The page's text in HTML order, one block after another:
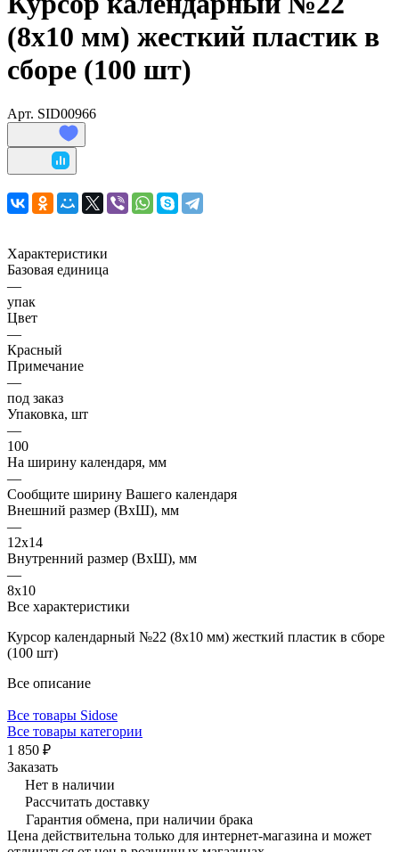
(8x10 мм) жесткий пластик в
сборе (100 шт)
Арт. SID00966
Характеристики
Базовая единица
—
упак
Цвет
—
Красный
Примечание
—
под заказ
Упаковка, шт
—
100
На ширину календаря, мм
—
Сообщите ширину Вашего календаря
Внешний размер (ВхШ), мм
—
12х14
Внутренний размер (ВхШ), мм
—
8х10
Все характеристики
Курсор календарный №22 (8x10 мм) жесткий пластик в сборе
(100 шт)
Все описание
Все товары Sidose
Все товары категории
1 850 ₽
Заказать
Нет в наличии
Рассчитать доставку
Гарантия обмена, при наличии брака
Цена действительна только для интернет-магазина и может